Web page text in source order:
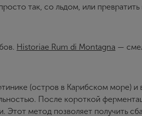
так, со льдом, или превратить
Historiae Rum di Montagna —
(остров в Карибском море)
После короткой
метод позволяет получить